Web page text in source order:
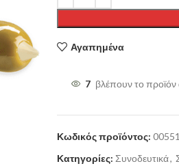
Αγαπημένα
7 βλέπουν το προϊόν
Κωδικός προϊόντος:
Κατηγορίες: Συνοδευτικά,